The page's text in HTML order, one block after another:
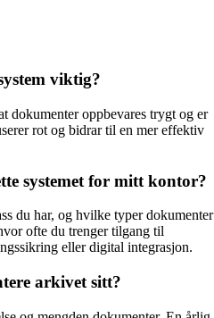
viktig?
dokumenter oppbevares trygt og er
rot og bidrar til en mer effektiv
systemet for mitt kontor?
du har, og hvilke typer dokumenter
ofte du trenger tilgang til
eller digital integrasjon.
arkivet sitt?